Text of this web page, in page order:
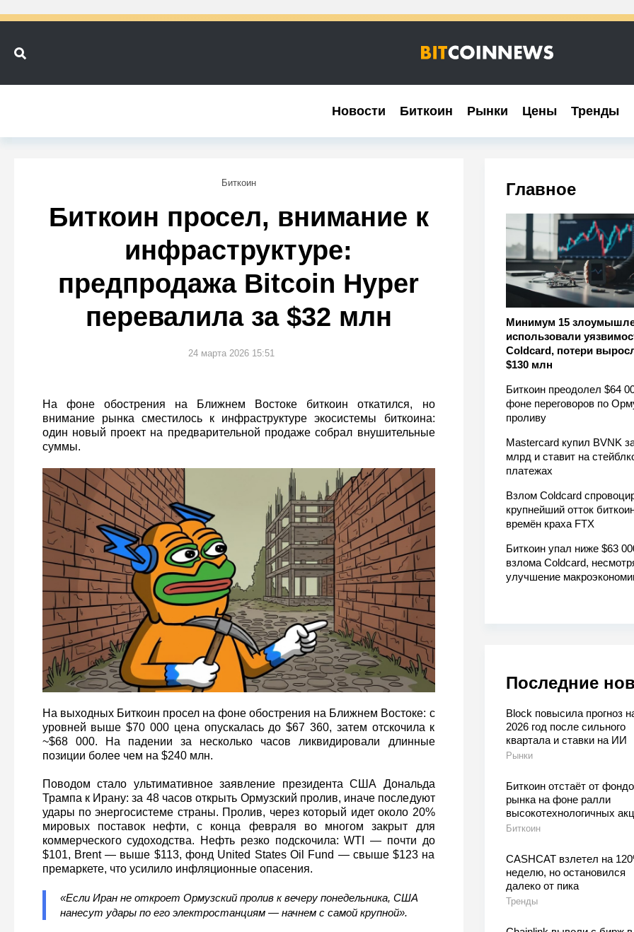
Новости Биткоин Рынки Цены Тренды
Новости Биткоин Рынки Цены Тренды
Главное
Минимум 15
использовали
Coldcard, потери
$130 млн
Биткоин преодолел $64
фоне переговоров по
проливу
Mastercard купил BVNK
млрд и ставит на
платежах
Взлом Coldcard
крупнейший отток
времён краха FTX
Биткоин упал ниже $63
взлома Coldcard,
улучшение
Последние
Block повысила прогноз
2026 год после сильного
квартала и ставки на ИИ
Рынки
Биткоин отстаёт от
рынка на фоне ралли
высокотехнологичных
Биткоин
CASHCAT взлетел на
неделю, но остановился
далеко от пика
Тренды
Биткоин
Биткоин просел, внимание к
инфраструктуре:
предпродажа Bitcoin Hyper
перевалила за $32 млн
24 марта 2026 15:51
На фоне обострения на Ближнем Востоке биткоин откатился, но
внимание рынка сместилось к инфраструктуре экосистемы биткоина:
один новый проект на предварительной продаже собрал внушительные
суммы.
На выходных Биткоин просел на фоне обострения на Ближнем Востоке: с
уровней выше $70 000 цена опускалась до $67 360, затем отскочила к
~$68 000. На падении за несколько часов ликвидировали длинные
позиции более чем на $240 млн.
Поводом стало ультимативное заявление президента США Дональда
Трампа к Ирану: за 48 часов открыть Ормузский пролив, иначе последуют
удары по энергосистеме страны. Пролив, через который идет около 20%
мировых поставок нефти, с конца февраля во многом закрыт для
коммерческого судоходства. Нефть резко подскочила: WTI — почти до
$101, Brent — выше $113, фонд United States Oil Fund — свыше $123 на
премаркете, что усилило инфляционные опасения.
«Если Иран не откроет Ормузский пролив к вечеру понедельника, США
нанесут удары по его электростанциям — начнем с самой крупной».